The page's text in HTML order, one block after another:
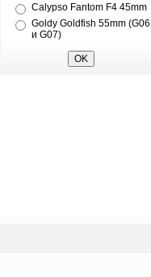
Calypso Fantom F4 45mm
Goldy Goldfish 55mm (G06
и G07)